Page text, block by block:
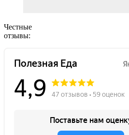
Честные
отзывы: